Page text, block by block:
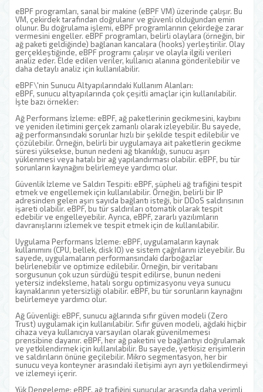
eBPF programları, sanal bir makine (eBPF VM) üzerinde çalışır. Bu
VM, çekirdek tarafından doğrulanır ve güvenli olduğundan emin
olunur. Bu doğrulama işlemi, eBPF programlarının çekirdeğe zarar
vermesini engeller. eBPF programları, belirli olaylara (örneğin, bir
ağ paketi geldiğinde) bağlanan kancalara (hooks) yerleştirilir. Olay
gerçekleştiğinde, eBPF programı çalışır ve olayla ilgili verileri
analiz eder. Elde edilen veriler, kullanıcı alanına gönderilebilir ve
daha detaylı analiz için kullanılabilir.
eBPF\'nin Sunucu Altyapılarındaki Kullanım Alanları:
eBPF, sunucu altyapılarında çok çeşitli amaçlar için kullanılabilir.
İşte bazı örnekler:
Ağ Performans İzleme: eBPF, ağ paketlerinin gecikmesini, kaybını
ve yeniden iletimini gerçek zamanlı olarak izleyebilir. Bu sayede,
ağ performansındaki sorunlar hızlı bir şekilde tespit edilebilir ve
çözülebilir. Örneğin, belirli bir uygulamaya ait paketlerin gecikme
süresi yüksekse, bunun nedeni ağ tıkanıklığı, sunucu aşırı
yüklenmesi veya hatalı bir ağ yapılandırması olabilir. eBPF, bu tür
sorunların kaynağını belirlemeye yardımcı olur.
Güvenlik İzleme ve Saldırı Tespiti: eBPF, şüpheli ağ trafiğini tespit
etmek ve engellemek için kullanılabilir. Örneğin, belirli bir IP
adresinden gelen aşırı sayıda bağlantı isteği, bir DDoS saldırısının
işareti olabilir. eBPF, bu tür saldırıları otomatik olarak tespit
edebilir ve engelleyebilir. Ayrıca, eBPF, zararlı yazılımların
davranışlarını izlemek ve tespit etmek için de kullanılabilir.
Uygulama Performans İzleme: eBPF, uygulamaların kaynak
kullanımını (CPU, bellek, disk IO) ve sistem çağrılarını izleyebilir. Bu
sayede, uygulamaların performansındaki darboğazlar
belirlenebilir ve optimize edilebilir. Örneğin, bir veritabanı
sorgusunun çok uzun sürdüğü tespit edilirse, bunun nedeni
yetersiz indeksleme, hatalı sorgu optimizasyonu veya sunucu
kaynaklarının yetersizliği olabilir. eBPF, bu tür sorunların kaynağını
belirlemeye yardımcı olur.
Ağ Güvenliği: eBPF, sunucu ağlarında sıfır güven modeli (Zero
Trust) uygulamak için kullanılabilir. Sıfır güven modeli, ağdaki hiçbir
cihaza veya kullanıcıya varsayılan olarak güvenilmemesi
prensibine dayanır. eBPF, her ağ paketini ve bağlantıyı doğrulamak
ve yetkilendirmek için kullanılabilir. Bu sayede, yetkisiz erişimlerin
ve saldırıların önüne geçilebilir. Mikro segmentasyon, her bir
sunucu veya konteyner arasındaki iletişimi ayrı ayrı yetkilendirmeyi
ve izlemeyi içerir.
Yük Dengeleme: eBPF, ağ trafiğini sunucular arasında daha verimli